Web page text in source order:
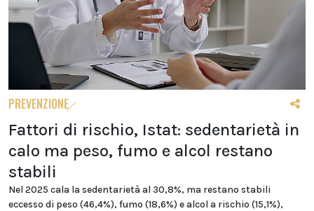
PREVENZIONE
Fattori di rischio, Istat: sedentarietà in
calo ma peso, fumo e alcol restano
stabili
Nel 2025 cala la sedentarietà al 30,8%, ma restano stabili
eccesso di peso (46,4%), fumo (18,6%) e alcol a rischio (15,1%),